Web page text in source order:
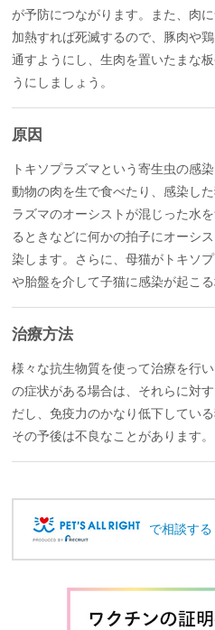
が予防につながります。また、肉
加熱すれば死滅するので、豚肉や
通すようにし、生肉を置いたまな
うにしましょう。
原因
トキソプラズマという寄生虫の感
動物の肉を生で食べたり、感染し
ラズマのオーシストが混じった水
るときなどに何かの拍子にオーシ
染します。さらに、母猫がトキソ
や胎盤を介して子猫に感染が起こる
治療方法
様々な抗生物質を使って治療を行
の症状がある場合は、それらに対
だし、免疫力のかなり低下してい
その予後は不良なことがあります。
で相談する